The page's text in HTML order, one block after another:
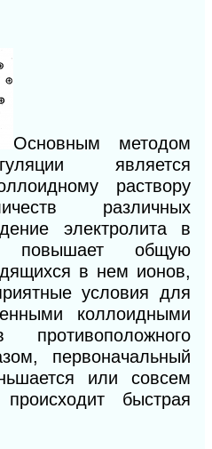
Основным методом
является
раствору
различных
электролита в
повышает общую
в нем ионов,
условия для
коллоидными
противоположного
первоначальный
или совсем
быстрая